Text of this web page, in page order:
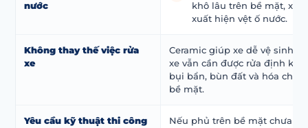
nước
khô lâu trên bề mặt, xe
xuất hiện vệt ố nước.
Không thay thế việc rửa
xe
Ceramic giúp xe dễ vệ sinh
xe vẫn cần được rửa định kỳ
bụi bẩn, bùn đất và hóa chất
bề mặt.
Yêu cầu kỹ thuật thi công
Nếu phủ trên bề mặt chưa xử